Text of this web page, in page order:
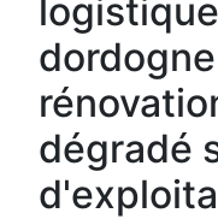
dégradé